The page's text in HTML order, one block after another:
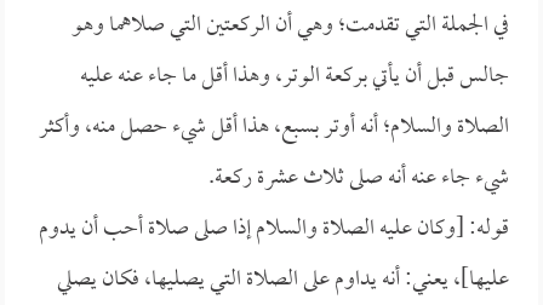
في الجملة التي تقدمت؛ وهي أن الركعتين التي صلاهما وهو
جالس قبل أن يأتي بركعة الوتر، وهذا أقل ما جاء عنه عليه
الصلاة والسلام؛ أنه أوتر بسبع، هذا أقل شيء حصل منه، وأكثر
شيء جاء عنه أنه صلى ثلاث عشرة ركعة.
قوله: [وكان عليه الصلاة والسلام إذا صلى صلاة أحب أن يدوم
عليها]، يعني: أنه يداوم على الصلاة التي يصليها، فكان يصلي